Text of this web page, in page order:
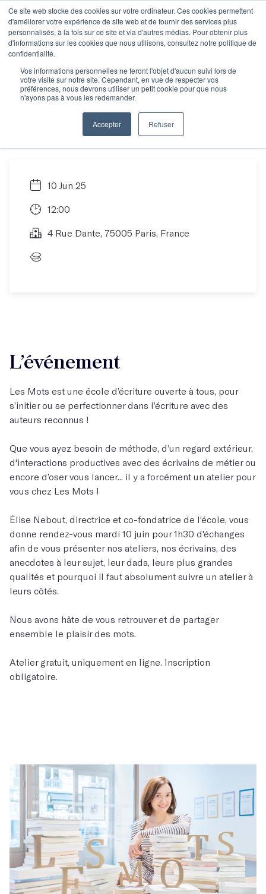
Ce site web stocke des cookies sur votre ordinateur. Ces cookies permettent
d'améliorer votre expérience de site web et de fournir des services plus
personnalisés, à la fois sur ce site et via d'autres médias. Pour obtenir plus
d'informations sur les cookies que nous utilisons, consultez notre politique de
confidentialité.
Vos informations personnelles ne feront l'objet d'aucun suivi lors de
votre visite sur notre site. Cependant, en vue de respecter vos
préférences, nous devrons utiliser un petit cookie pour que nous
n'ayons pas à vous les redemander.
Accepter Refuser
Rencontre
informative : trouver
son atelier idéal
10 Jun 25
12:00
4 Rue Dante, 75005 Paris, France
L’événement
Les Mots est une école d’écriture ouverte à tous, pour
s’initier ou se perfectionner dans l’écriture avec des
auteurs reconnus !
Que vous ayez besoin de méthode, d’un regard extérieur,
d'interactions productives avec des écrivains de métier ou
encore d’oser vous lancer... il y a forcément un atelier pour
vous chez Les Mots !
Élise Nebout, directrice et co-fondatrice de l'école, vous
donne rendez-vous mardi 10 juin pour 1h30 d'échanges
afin de vous présenter nos ateliers, nos écrivains, des
anecdotes à leur sujet, leur dada, leurs plus grandes
qualités et pourquoi il faut absolument suivre un atelier à
leurs côtés.
Nous avons hâte de vous retrouver et de partager
ensemble le plaisir des mots.
Atelier gratuit, uniquement en ligne. Inscription
obligatoire.